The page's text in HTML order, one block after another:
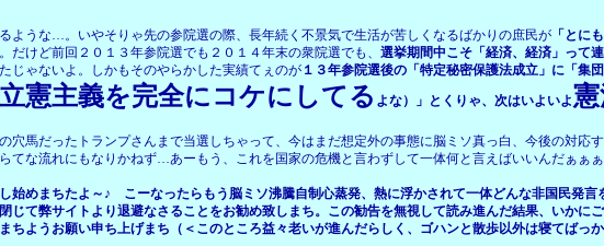
うな…。いやそりゃ先の参院選の際、長年続く不景気で生活が苦しくなるばかりの庶民が 「とに
だけど前回２０１３年参院選でも２０１４年末の衆院選でも、選挙期間中こそ「経済、経済」って
じゃないよ。しかもそのやらかした実績てぇのが １３年参院選後の「特定秘密保護法成立」に「集
立憲主義を完全にコケにしてる よな）」とくりゃ、次はいよいよ
馬だったトランプさんまで当選しちゃって、今はまだ想定外の事態に脳ミソ真っ白、今後の対応
な流れにもなりかねず…あーもう、これを国家の危機と言わずして一体何と言えばいいんだぁぁぁ
始めまちたよ～♪ こーなったらもう脳ミソ沸騰自制心蒸発、熱に浮かされて一体どんな非国民発言
て弊サイトより退避なさることをお勧め致しまち。この勧告を無視して読み進んだ結果、いかに
ようお願い申ち上げまち（＜このところ益々老いが進んだらしく、ゴハンと散歩以外は寝てばっ